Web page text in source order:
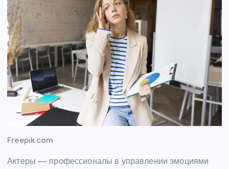
Freepik.com
Актеры — профессионалы в управлении эмоциями